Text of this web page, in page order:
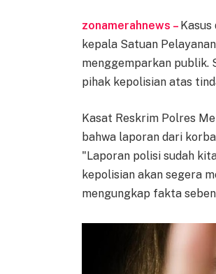
zonamerahnews –
kepala Satuan
menggemparkan publik.
pihak kepolisian atas
Kasat Reskrim Polres
bahwa laporan dari
"Laporan polisi sudah
kepolisian akan segera
mengungkap fakta